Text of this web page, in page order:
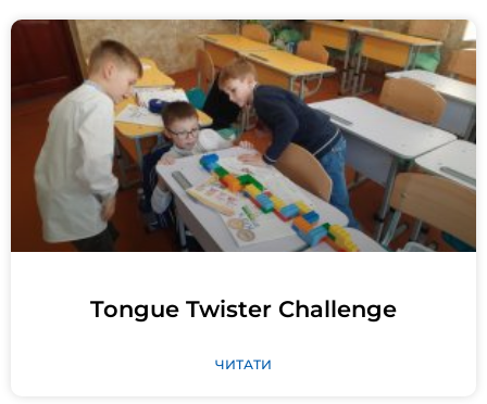
Tongue Twister Challenge
ЧИТАТИ